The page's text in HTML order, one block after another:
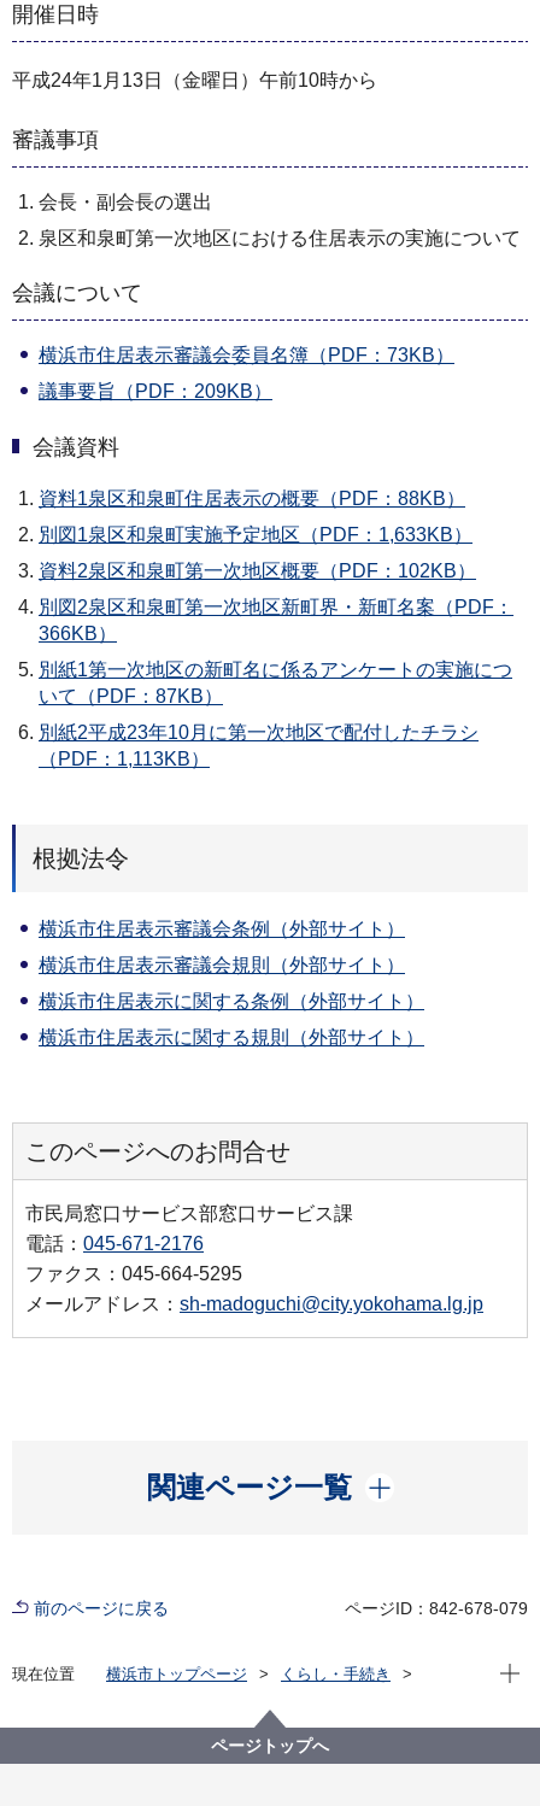
開催日時
平成24年1月13日（金曜日）午前10時から
審議事項
会長・副会長の選出
泉区和泉町第一次地区における住居表示の実施について
会議について
横浜市住居表示審議会委員名簿（PDF：73KB）
議事要旨（PDF：209KB）
会議資料
資料1泉区和泉町住居表示の概要（PDF：88KB）
別図1泉区和泉町実施予定地区（PDF：1,633KB）
資料2泉区和泉町第一次地区概要（PDF：102KB）
別図2泉区和泉町第一次地区新町界・新町名案（PDF：
366KB）
別紙1第一次地区の新町名に係るアンケートの実施につ
いて（PDF：87KB）
別紙2平成23年10月に第一次地区で配付したチラシ
（PDF：1,113KB）
根拠法令
横浜市住居表示審議会条例（外部サイト）
横浜市住居表示審議会規則（外部サイト）
横浜市住居表示に関する条例（外部サイト）
横浜市住居表示に関する規則（外部サイト）
このページへのお問合せ
市民局窓口サービス部窓口サービス課
電話： 045-671-2176
ファクス：045-664-5295
メールアドレス： sh-madoguchi@city.yokohama.lg.jp
関連ページ一覧
開く
前のページに戻る ページID：842-678-079
現在位置 横浜市トップページ
くらし・手続き
届出・証明（戸籍・住民票など）
横浜市住居表示審議会について
現在
ページトップへ